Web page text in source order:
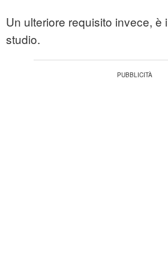
Un ulteriore requisito invece, è
studio.